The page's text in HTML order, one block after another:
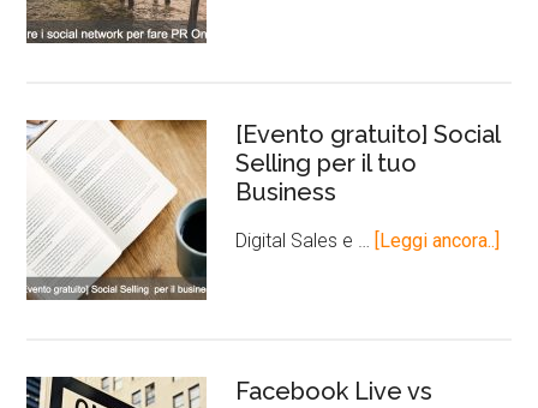
[Evento gratuito] Social
Selling per il tuo
Business
Digital Sales e … [Leggi ancora..]
Facebook Live vs